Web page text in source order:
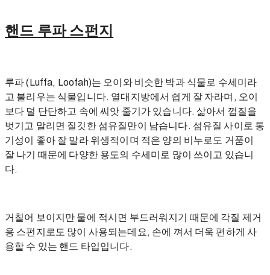
핸드 루파 스펀지
루파 (Luffa, Loofah)는 오이와 비슷한 박과 식물로 수세미라
고 불리우는 식물입니다. 열대지방에서 쉽게 잘 자라며, 오이
보다 덜 단단하고 속에 씨앗 줄기가 있습니다. 삶아서 껍질을
벗기고 말리면 질깃한 섬유질만이 남습니다. 섬유질 사이로 통
기성이 좋아 잘 말라 위생적이며 적은 양의 비누로도 거품이
잘 나기 때문에 다양한 용도의 수세미로 많이 쓰이고 있습니
다.
거칠어 보이지만 물에 적시면 부드러워지기 때문에 각질 제거
용 스펀지로도 많이 사용되는데요, 손에 껴서 더욱 편하게 사
용할 수 있는 핸드 타입입니다.